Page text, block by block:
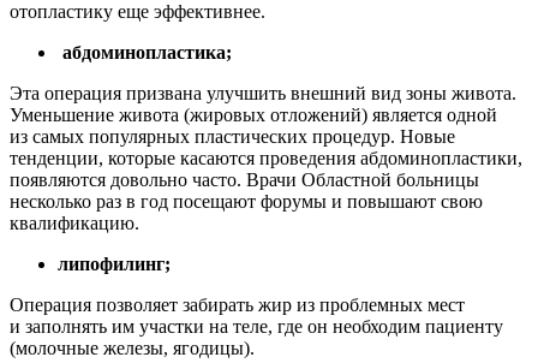
отопластику еще эффективнее.
абдоминопластика;
Эта операция призвана улучшить внешний вид зоны живота.
Уменьшение живота (жировых отложений) является одной
из самых популярных пластических процедур. Новые
тенденции, которые касаются проведения абдоминопластики,
появляются довольно часто. Врачи Областной больницы
несколько раз в год посещают форумы и повышают свою
квалификацию.
липофилинг;
Операция позволяет забирать жир из проблемных мест
и заполнять им участки на теле, где он необходим пациенту
(молочные железы, ягодицы).